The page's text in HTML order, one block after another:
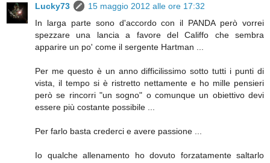
Lucky73
15 maggio 2012 alle ore 17:32
In larga parte sono d'accordo con il PANDA però vorrei
spezzare una lancia a favore del Califfo che sembra
apparire un po' come il sergente Hartman ...
Per me questo è un anno difficilissimo sotto tutti i punti di
vista, il tempo si è ristretto nettamente e ho mille pensieri
però se rincorri "un sogno" o comunque un obiettivo devi
essere più costante possibile ...
Per farlo basta crederci e avere passione ...
Io qualche allenamento ho dovuto forzatamente saltarlo